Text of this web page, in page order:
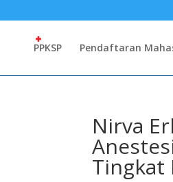
PPKSP Pendaftaran
Nirva
Tingkat